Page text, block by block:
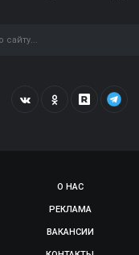
О НАС
РЕКЛАМА
ВАКАНСИИ